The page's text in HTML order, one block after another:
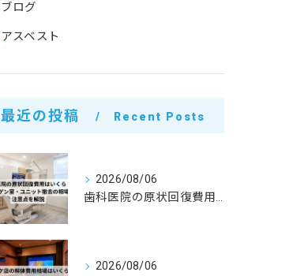
ブログ
アスベスト
最近の投稿 Recent Posts
2026/08/06
歯科医院の原状回復費用はいくら？レントゲン室・ユニット撤去の相場と注意点を解説
2026/08/06